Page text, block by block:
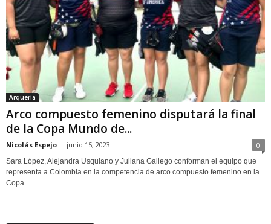
Arquería
Arco compuesto femenino disputará la final
de la Copa Mundo de...
Nicolás Espejo - junio 15, 2023 0
Sara López, Alejandra Usquiano y Juliana Gallego conforman el equipo que
representa a Colombia en la competencia de arco compuesto femenino en la
Copa...